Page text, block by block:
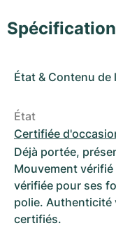
État & Contenu de
État
Certifiée
Déjà portée,
Mouvement
vérifiée pour ses
polie. Authenticité
certifiés.